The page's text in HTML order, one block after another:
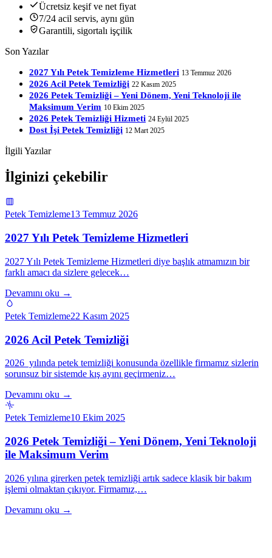
Ücretsiz keşif ve net fiyat
7/24 acil servis, aynı gün
Garantili, sigortalı işçilik
Son Yazılar
2027 Yılı Petek Temizleme Hizmetleri 13 Temmuz 2026
2026 Acil Petek Temizliği 22 Kasım 2025
2026 Petek Temizliği – Yeni Dönem, Yeni Teknoloji ile
Maksimum Verim 10 Ekim 2025
2026 Petek Temizliği Hizmeti 24 Eylül 2025
Dost İşi Petek Temizliği 12 Mart 2025
İlgili Yazılar
İlginizi çekebilir
Petek Temizleme13 Temmuz 2026
2027 Yılı Petek Temizleme Hizmetleri
2027 Yılı Petek Temizleme Hizmetleri diye başlık atmamızın bir
farklı amacı da sizlere gelecek…
Devamını oku →
Petek Temizleme22 Kasım 2025
2026 Acil Petek Temizliği
2026 yılında petek temizliği konusunda özellikle firmamız sizlerin
sorunsuz bir sistemde kış ayını geçirmeniz…
Devamını oku →
Petek Temizleme10 Ekim 2025
2026 Petek Temizliği – Yeni Dönem, Yeni Teknoloji
ile Maksimum Verim
2026 yılına girerken petek temizliği artık sadece klasik bir bakım
işlemi olmaktan çıkıyor. Firmamız,…
Devamını oku →